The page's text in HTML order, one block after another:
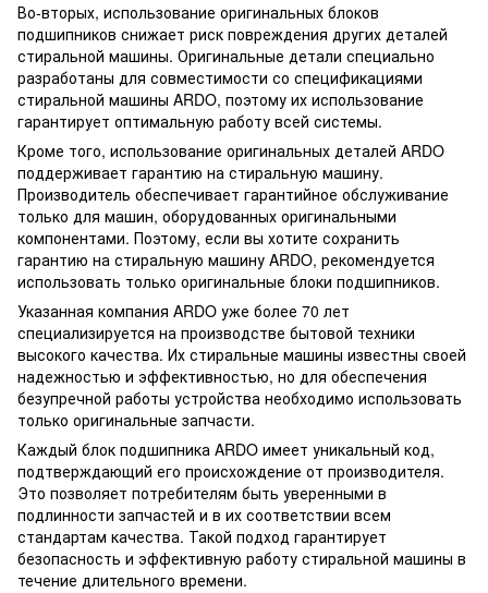
Во-вторых, использование оригинальных блоков
подшипников снижает риск повреждения других деталей
стиральной машины. Оригинальные детали специально
разработаны для совместимости со спецификациями
стиральной машины ARDO, поэтому их использование
гарантирует оптимальную работу всей системы.
Кроме того, использование оригинальных деталей ARDO
поддерживает гарантию на стиральную машину.
Производитель обеспечивает гарантийное обслуживание
только для машин, оборудованных оригинальными
компонентами. Поэтому, если вы хотите сохранить
гарантию на стиральную машину ARDO, рекомендуется
использовать только оригинальные блоки подшипников.
Указанная компания ARDO уже более 70 лет
специализируется на производстве бытовой техники
высокого качества. Их стиральные машины известны своей
надежностью и эффективностью, но для обеспечения
безупречной работы устройства необходимо использовать
только оригинальные запчасти.
Каждый блок подшипника ARDO имеет уникальный код,
подтверждающий его происхождение от производителя.
Это позволяет потребителям быть уверенными в
подлинности запчастей и в их соответствии всем
стандартам качества. Такой подход гарантирует
безопасность и эффективную работу стиральной машины в
течение длительного времени.